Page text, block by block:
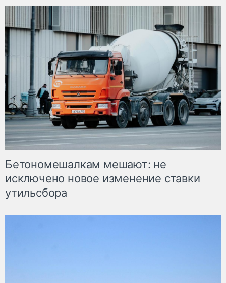
Бетономешалкам мешают: не
исключено новое изменение ставки
утильсбора